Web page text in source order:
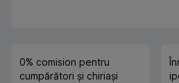
0% comision pentru
cumpărători și chiriași